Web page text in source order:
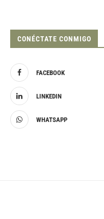
CONÉCTATE CONMIGO
FACEBOOK
LINKEDIN
WHATSAPP